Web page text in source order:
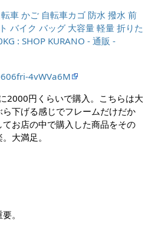
車 かご 自転車カゴ 防水 撥水 前
バイク バッグ 大容量 軽量 折りた
: SHOP KURANO - 通販 -
4vWVa6M
2000円くらいで購入。こちらは大
下げる感じでフレームだけだか
お店の中で購入した商品をその
大満足。
。